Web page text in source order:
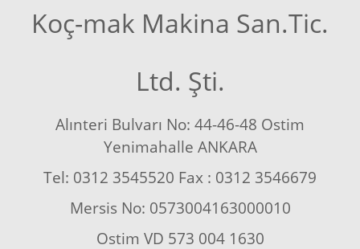
Koç-mak Makina San.Tic.
Ltd. Şti.
Alınteri Bulvarı No: 44-46-48 Ostim
Yenimahalle ANKARA
Tel: 0312 3545520 Fax : 0312 3546679
Mersis No: 0573004163000010
Ostim VD 573 004 1630